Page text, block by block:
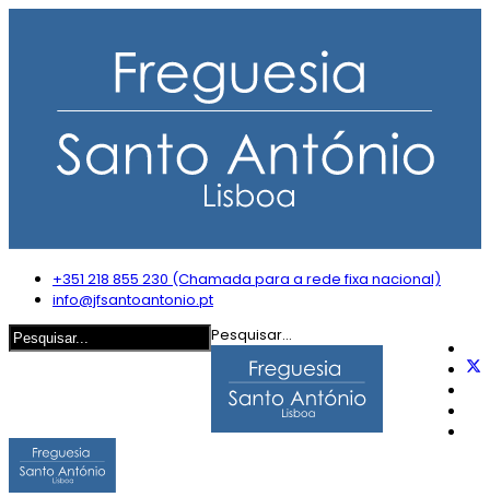
+351 218 855 230 (Chamada para a rede fixa nacional)
info@jfsantoantonio.pt
Pesquisar...